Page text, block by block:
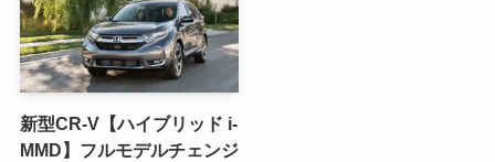
新型CR-V【ハイブリッド i-
MMD】フルモデルチェンジ